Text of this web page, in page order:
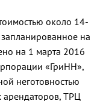
около 14-
на
на 1 марта 2016
«ГриНН»,
неготовностью
ТРЦ